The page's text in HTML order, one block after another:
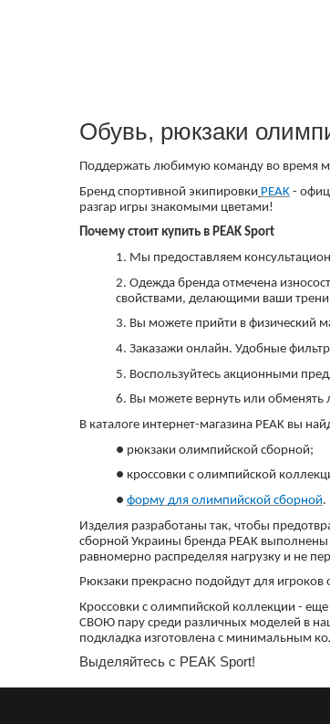
Обувь, рюкзаки
Поддержать любимую команду во время
Бренд спортивной экипировки PEAK -
разгар игры знакомыми цветами!
Почему стоит купить в PEAK Sport
1. Мы предоставляем
2. Одежда бренда отмечена
свойствами, делающими ваши
3. Вы можете прийти в физический
4. Заказажи онлайн. Удобные
5. Воспользуйтесь акционными
6. Вы можете вернуть или
В каталоге интернет-магазина PEAK вы
● рюкзаки олимпийской сборной;
● кроссовки с олимпийской
● форму для олимпийской сборной.
Изделия разработаны так, чтобы
сборной Украины бренда PEAK
равномерно распределяя нагрузку и не
Рюкзаки прекрасно подойдут для
Кроссовки с олимпийской коллекции -
СВОЮ пару среди различных моделей в
подкладка изготовлена ​​с минимальным
Выделяйтесь с PEAK Sport!